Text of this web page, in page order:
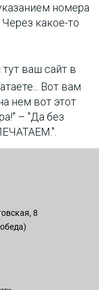
номера
какое-то
ваш сайт в
Вот вам
нем вот этот
– "Да без
8